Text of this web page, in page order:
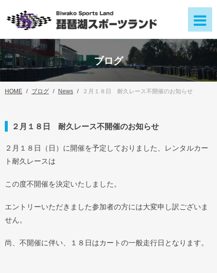
ブログ
HOME ブログ News ２月１８日 耐久レース不開催のお知らせ
２月１８日 耐久レース不開催のお知らせ
２月１８日（日）に開催を予定しておりました、レンタルカー
ト耐久レースは
この度不開催を決定いたしました。
エントリーいただきました参加者の方には大変申し訳ございま
せん。
尚、不開催に伴い、１８日はカートの一般走行日となります。